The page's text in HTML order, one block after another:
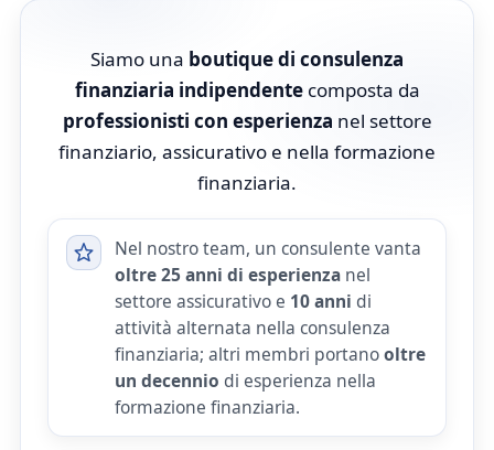
Siamo una boutique di consulenza
finanziaria indipendentecomposta da
professionisti con esperienza nel settore
finanziario, assicurativo e nella formazione
finanziaria.
Nel nostro team, un consulente vanta
oltre 25 anni di esperienza nel
settore assicurativo e 10 anni di
attività alternata nella consulenza
finanziaria; altri membri portanooltre
un decennio di esperienza nella
formazione finanziaria.